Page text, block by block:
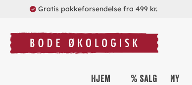
Skip to main navigation
Gratis pakkeforsendelse fra 499 kr.
Hjem % salg Ny